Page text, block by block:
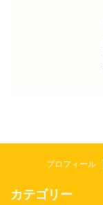
プロフィール
カテゴリー